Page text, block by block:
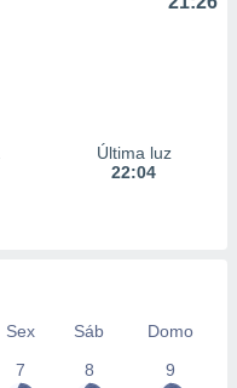
Última luz
22:04
Sex Sáb
Domo
7
8 9